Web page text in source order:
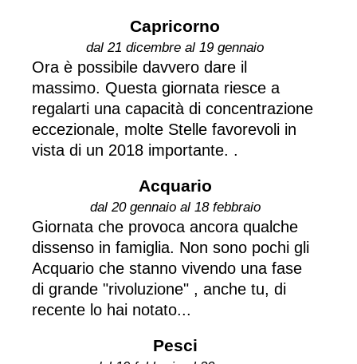
Capricorno
dal 21 dicembre al 19 gennaio
Ora è possibile davvero dare il
massimo. Questa giornata riesce a
regalarti una capacità di concentrazione
eccezionale, molte Stelle favorevoli in
vista di un 2018 importante. .
Acquario
dal 20 gennaio al 18 febbraio
Giornata che provoca ancora qualche
dissenso in famiglia. Non sono pochi gli
Acquario che stanno vivendo una fase
di grande "rivoluzione" , anche tu, di
recente lo hai notato...
Pesci